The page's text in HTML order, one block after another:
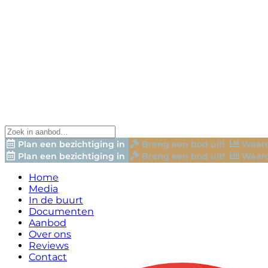
Plan een bezichtiging in Breng een bod uit!
Plan een bezichtiging in
Breng een bod uit!
Home
Media
In de buurt
Documenten
Aanbod
Over ons
Reviews
Contact